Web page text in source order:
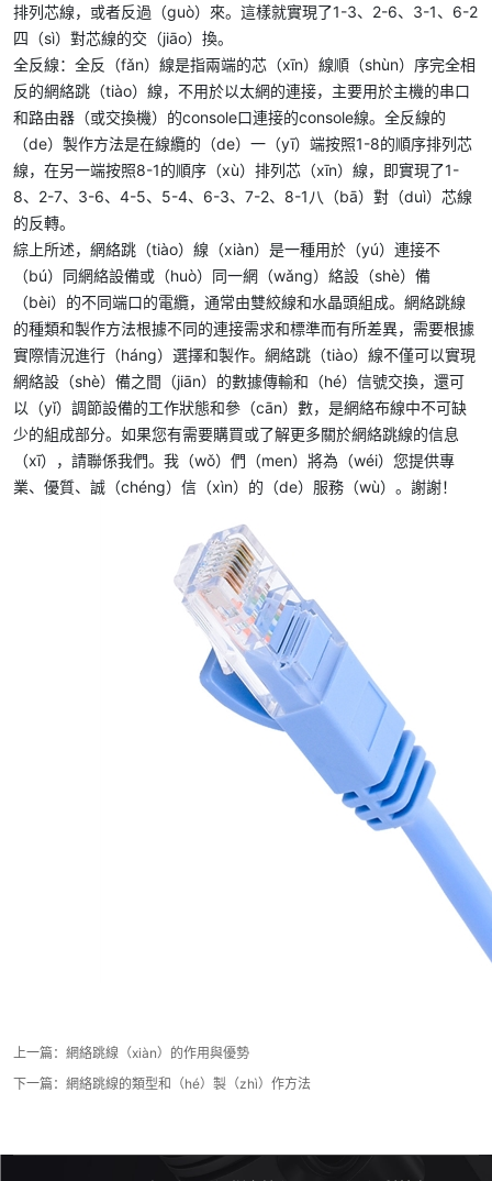
排列芯線，或者反過（guò）來。這樣就實現了1-3、2-6、3-1、6-2
四（sì）對芯線的交（jiāo）換。
全反線：全反（fǎn）線是指兩端的芯（xīn）線順（shùn）序完全相
反的網絡跳（tiào）線，不用於以太網的連接，主要用於主機的串口
和路由器（或交換機）的console口連接的console線。全反線的
（de）製作方法是在線纜的（de）一（yī）端按照1-8的順序排列芯
線，在另一端按照8-1的順序（xù）排列芯（xīn）線，即實現了1-
8、2-7、3-6、4-5、5-4、6-3、7-2、8-1八（bā）對（duì）芯線
的反轉。
綜上所述，網絡跳（tiào）線（xiàn）是一種用於（yú）連接不
（bú）同網絡設備或（huò）同一網（wǎng）絡設（shè）備
（bèi）的不同端口的電纜，通常由雙絞線和水晶頭組成。網絡跳線
的種類和製作方法根據不同的連接需求和標準而有所差異，需要根據
實際情況進行（háng）選擇和製作。網絡跳（tiào）線不僅可以實現
網絡設（shè）備之間（jiān）的數據傳輸和（hé）信號交換，還可
以（yǐ）調節設備的工作狀態和參（cān）數，是網絡布線中不可缺
少的組成部分。如果您有需要購買或了解更多關於網絡跳線的信息
（xī），請聯係我們。我（wǒ）們（men）將為（wéi）您提供專
業、優質、誠（chéng）信（xìn）的（de）服務（wù）。謝謝！
上一篇： 網絡跳線（xiàn）的作用與優勢
下一篇： 網絡跳線的類型和（hé）製（zhì）作方法